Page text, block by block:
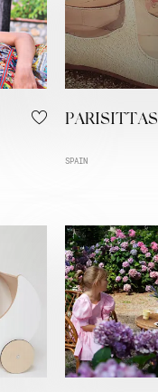
PARISITTAS
SPAIN